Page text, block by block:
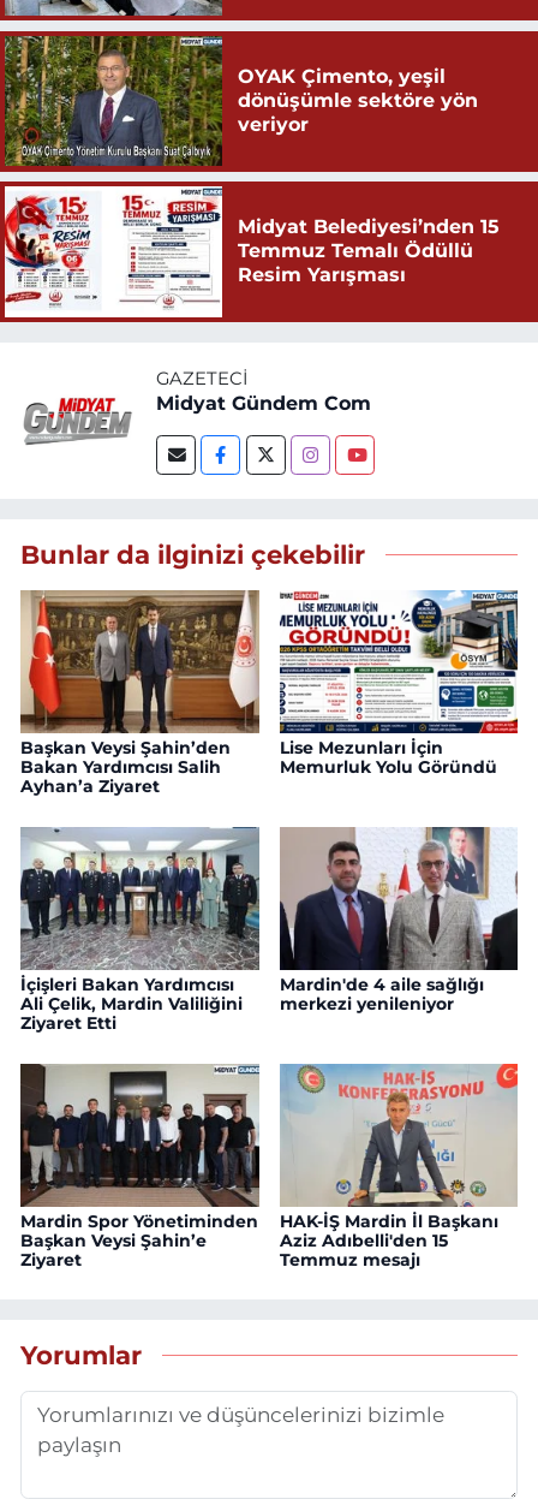
OYAK Çimento, yeşil
dönüşümle sektöre yön
veriyor
Midyat Belediyesi’nden 15
Temmuz Temalı Ödüllü
Resim Yarışması
GAZETECI
Midyat Gündem Com
Bunlar da ilginizi çekebilir
Başkan Veysi Şahin’den
Bakan Yardımcısı Salih
Ayhan’a Ziyaret
Lise Mezunları İçin
Memurluk Yolu Göründü
İçişleri Bakan Yardımcısı
Ali Çelik, Mardin Valiliğini
Ziyaret Etti
Mardin'de 4 aile sağlığı
merkezi yenileniyor
Mardin Spor Yönetiminden
Başkan Veysi Şahin’e
Ziyaret
HAK-İŞ Mardin İl Başkanı
Aziz Adıbelli'den 15
Temmuz mesajı
Yorumlar